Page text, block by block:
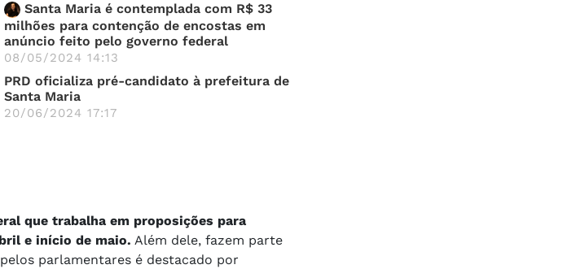
Santa Maria é contemplada com R$ 33
milhões para contenção de encostas em
anúncio feito pelo governo federal
08/05/2024 14:13
PRD oficializa pré-candidato à prefeitura de
Santa Maria
20/06/2024 17:17
que trabalha em proposições para
e início de maio. Além dele, fazem parte
parlamentares é destacado por